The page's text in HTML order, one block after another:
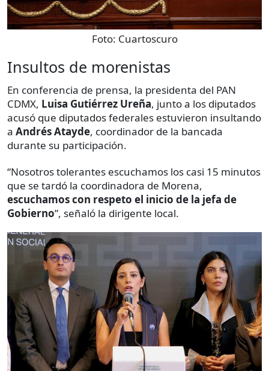
Foto: Cuartoscuro
Insultos de morenistas
En conferencia de prensa, la presidenta del PAN
CDMX, Luisa Gutiérrez Ureña, junto a los diputados
acusó que diputados federales estuvieron insultando
a Andrés Atayde, coordinador de la bancada
durante su participación.
“Nosotros tolerantes escuchamos los casi 15 minutos
que se tardó la coordinadora de Morena,
escuchamos con respeto el inicio de la jefa de
Gobierno”, señaló la dirigente local.